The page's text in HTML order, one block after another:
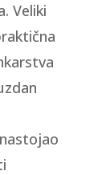
Veliki